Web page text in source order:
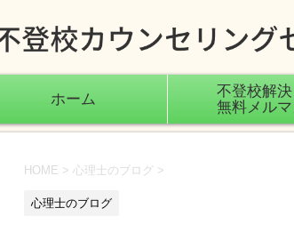
ホーム
不登校解決
無料メル
HOME > 心理士のブログ >
心理士のブログ